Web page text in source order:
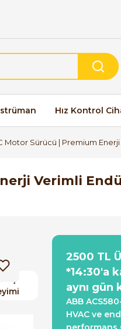
Hız Kontrol
Motor Sürücü | Premium
Verimli
2500 TL
*14:30'a
aynı gün
ABB
HVAC ve